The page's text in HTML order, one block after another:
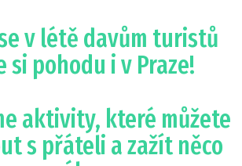
v létě davům turistů
si pohodu i v Praze!
aktivity, které můžete
s přáteli a zažít něco